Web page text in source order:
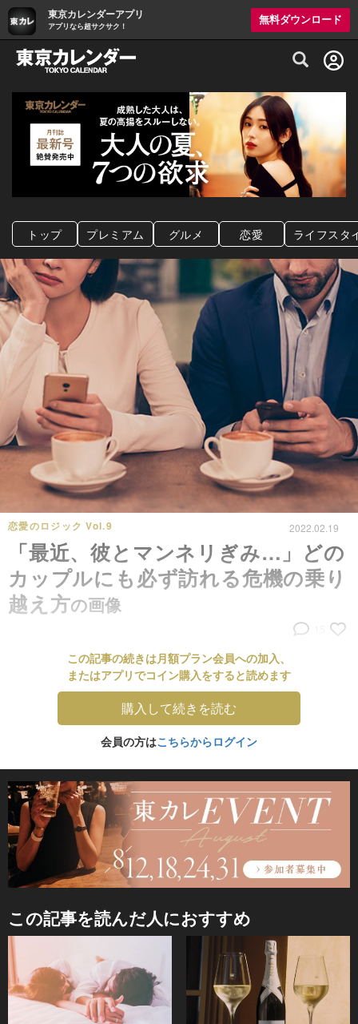
東京カレンダーアプリ
アプリなら超サクサク！
無料ダウンロード
グルメ情報・プレミアムレストラン予約
トップ プレミアム グルメ 恋愛 ライフスタ
恋愛のロジック Vol.9 2022.02.19
「最近、彼とマンネリぎみ…」どの
カップルにも必ず訪れる危機の乗り
越え方の画像
この記事の続きは月額プラン会員への加入、
またはアプリでコイン購入をすると読めます
購入して続きを読む
会員の方はこちらからログイン
この記事を読んだ人におすすめ